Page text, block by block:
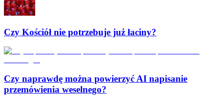
Czy Kościół nie potrzebuje już łaciny?
Czy naprawdę można powierzyć AI napisanie
przemówienia weselnego?